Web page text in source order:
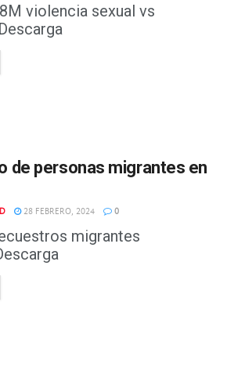
violencia sexual vs
de personas migrantes en
28 FEBRERO, 2024 0
migrantes